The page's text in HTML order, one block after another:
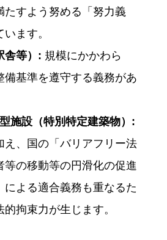
たすよう努める「努力義
ます。
舎等）: 規模にかかわら
備基準を遵守する義務があ
施設（特別特定建築物）:
え、国の「バリアフリー法
等の移動等の円滑化の促進
による適合義務も重なるた
拘束力が生じます。